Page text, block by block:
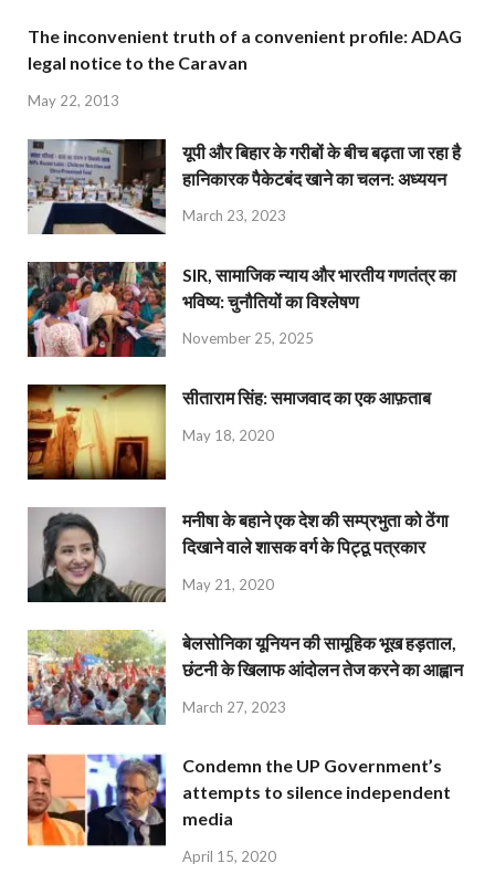
The inconvenient truth of a convenient profile: ADAG
legal notice to the Caravan
May 22, 2013
यूपी और बिहार के गरीबों के बीच बढ़ता जा रहा है
हानिकारक पैकेटबंद खाने का चलन: अध्ययन
March 23, 2023
SIR, सामाजिक न्याय और भारतीय गणतंत्र का
भविष्य: चुनौतियों का विश्लेषण
November 25, 2025
सीताराम सिंह: समाजवाद का एक आफ़ताब
May 18, 2020
मनीषा के बहाने एक देश की सम्प्रभुता को ठेंगा
दिखाने वाले शासक वर्ग के पिट्ठू पत्रकार
May 21, 2020
बेलसोनिका यूनियन की सामूहिक भूख हड़ताल,
छंटनी के खिलाफ आंदोलन तेज करने का आह्वान
March 27, 2023
Condemn the UP Government’s
attempts to silence independent
media
April 15, 2020